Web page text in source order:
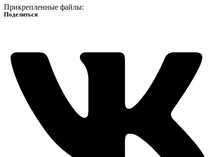
Прикрепленные файлы:
Поделиться